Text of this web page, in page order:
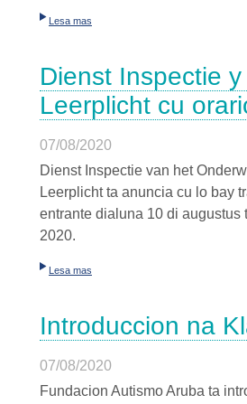
Lesa mas
Dienst Inspectie
Leerplicht cu
07/08/2020
Dienst Inspectie van het
Leerplicht ta anuncia cu lo bay
entrante dialuna 10 di augustus
2020.
Lesa mas
Introduccion na
07/08/2020
Fundacion Autismo Aruba ta